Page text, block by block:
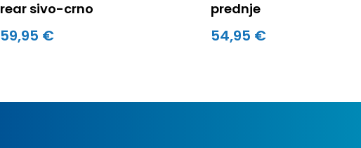
rear sivo-crno
59,95 €
prednje
54,95 €